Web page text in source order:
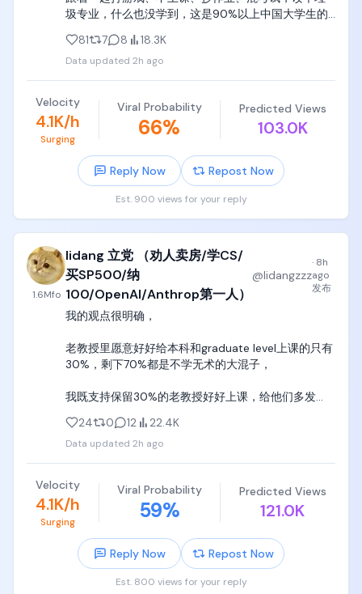
因为这东西是他妈William Shockley在1970年代发明
的，容不下你的质疑，也不符合你的直觉，你也没有
这东西对于绝大多数高中天天编程、折腾tree、折腾
linked list、折腾各种graph、天天自己手写编译器的
编程小天才来说，不仅反直觉，而且是一种巨大的折
磨。
到了自动控制理论，为什么时域要转换到频域，为什
么要用bode和nyquest图作为判据，为什么要设计
PID，又他妈难受半年，
到了信号与系统，为什么滤波器这么设计，为什么频
域有这些操作，为什么DSP这么设计，又他妈吃了半
年狗屎，
到了电机与电力拖动，三相交流电机这个绕组怎么算
磁通量积分，磁通量和电压电流为什么是这个关系，
为什么这么设计整流逆变，又他妈吃半年狗屎，
电子类绝大多数专业课，是根本就他妈不跟你聊设
学，不学滚，
这种编程小天才们，天天看lisp intepreter都要重写一
遍，看操作系统不爽就重写，看数据库不爽就重写一
按着脑袋学四年电子自动化，给我理解背诵三极管的
特征曲线，给我学PID调参，给我刷电路题（上学期
+下学期总共10学分），
这种完全等于精神折磨，大部分编程小天才们根本坚
持不下去，就直接精神崩溃了。
圾专业，什么也没学到，这是90%以上中国大学生的
党哥反复告诉你们，去深职院、广轻工、天津中德这
种， 就是告诉你们，小学初中高中都不学习，大学哪
怕读个专科，也要踏踏实实选个电气、电子、电类专
业，踏踏实实学个手艺。
大学是你进入社会前最后一步，18~22岁是很多人这辈
子最后能学知识、学技术、学手艺的年龄和状态了。
性学习和训练的能力了，大脑记忆力、学习能力、思
看看你们家长辈就知道了，三四十岁的人，基本上处
于油盐不进的状态，整个人跟个大傻逼一样，行尸走
肉存活在自己行业和岗位上，几乎没有任何转行和试
错的可能性，哪怕创业也只是弱智脑瘫傻逼都能干的
奶茶、咖啡、烘焙三件套，让他们学炒个鱼香肉丝，
小学初中高中不学习，不是你的错，不是学习的错，
到了大学阶段，首先要挑选好的学校，深职院、深信
强于99%的二本三本，进去之后才能认真学技术，踏
踏实实吃几年苦，系统性地学两三年专业课，才能有
一个工程行业和技术的起点。
如果为了本科的名声，300分选一个垃圾三本，进去
之后继续混四年日子，刷抖音打游戏浪费四年光阴，
完全是对自己人生和青春的巨大浪费，也是浪费了你
最后一次学习的机会。
81 7 8 18.3K
Data updated 2h ago
Velocity
4.1K/h
Surging
Viral Probability
66%
Predicted Views
103.0K
Reply Now Repost Now
Est. 900 views for your reply
1.6Mfo
lidang 立党 （劝人卖房/学CS/
买SP500/纳
100/OpenAI/Anthrop第一人）
@lidangzzz
· 8h
ago
发布
我的观点很明确，
老教授里愿意好好给本科和graduate level上课的只有
30%，剩下70%都是不学无术的大混子，
我既支持保留30%的老教授好好上课，给他们多发
力全心全意给本科生上课，
我同时支持全部裁掉不做research也不好好上课的
70%的老教授， 请他们去更适合他们的岗位。
24 0 12 22.4K
Data updated 2h ago
Velocity
4.1K/h
Surging
Viral Probability
59%
Predicted Views
121.0K
Reply Now Repost Now
Est. 800 views for your reply